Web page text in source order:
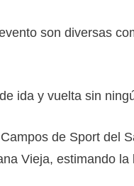
son diversas
ida y vuelta sin
de Sport del
Vieja, estimando